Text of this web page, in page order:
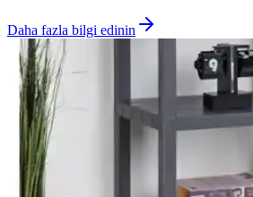
Daha fazla bilgi edinin